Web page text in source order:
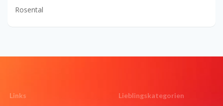
Rosental
Links Lieblingskategorien